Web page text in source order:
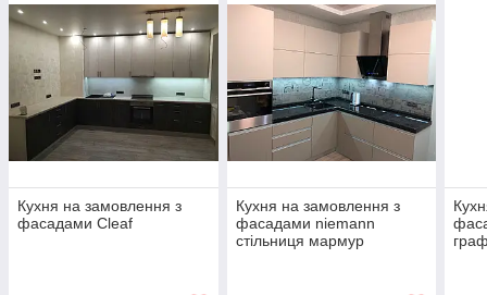
Кухня на замовлення з
фасадами Cleaf
Кухня на замовлення з
фасадами niemann
стільниця мармур